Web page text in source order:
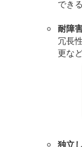
でき
耐障
冗長
更な
独立